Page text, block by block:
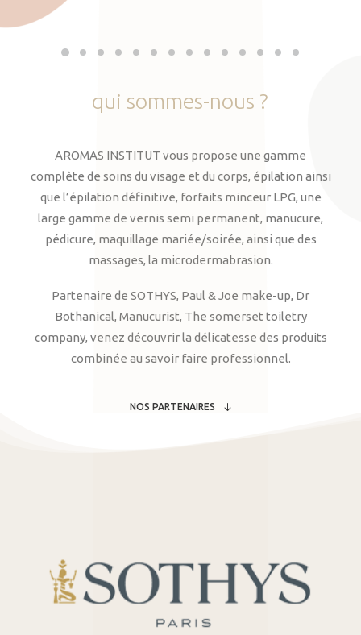
qui sommes-nous ?
AROMAS INSTITUT vous propose une gamme
complète de soins du visage et du corps, épilation ainsi
que l’épilation définitive, forfaits minceur LPG, une
large gamme de vernis semi permanent, manucure,
pédicure, maquillage mariée/soirée, ainsi que des
massages, la microdermabrasion.
Partenaire de SOTHYS, Paul & Joe make-up, Dr
Bothanical, Manucurist, The somerset toiletry
company, venez découvrir la délicatesse des produits
combinée au savoir faire professionnel.
NOS PARTENAIRES